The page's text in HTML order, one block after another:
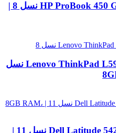
لپ تاپ استوک HP ProBook 450 G6 Core i5 نسل 8 |
لپ تاپ استوک Lenovo ThinkPad L590 Core i5 نسل
لپ تاپ استوک Dell Latitude 5420 Core i5 نسل 11 |